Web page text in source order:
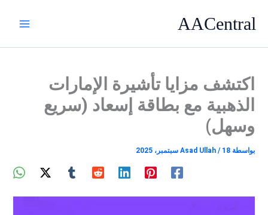
AACentral
اكتشف مزايا تأشيرة الإمارات
الذهبية مع بطاقة إسعاد (سريع
وسهل)
بواسطة Asad Ullah / 18 سبتمبر، 2025